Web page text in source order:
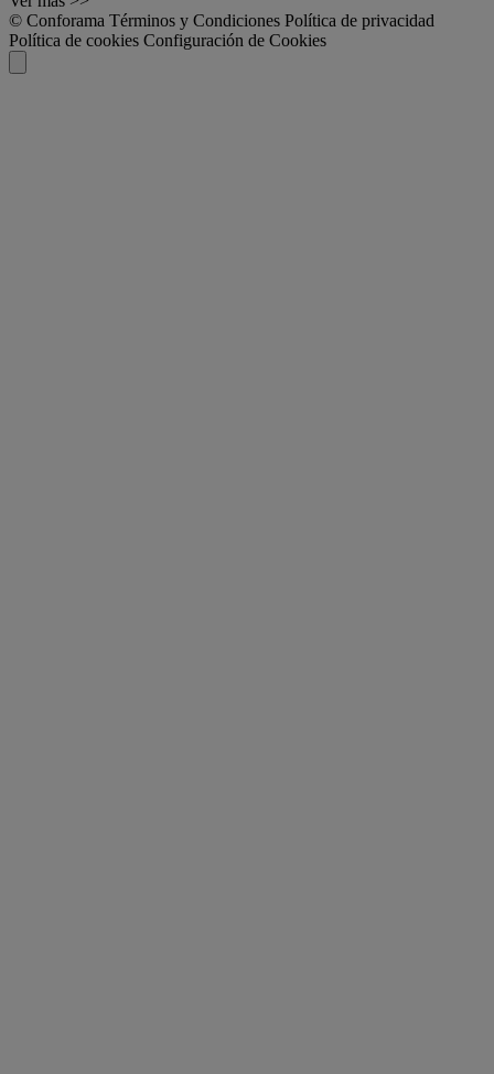
© Conforama Términos y Condiciones Política de privacidad
Política de cookies Configuración de Cookies